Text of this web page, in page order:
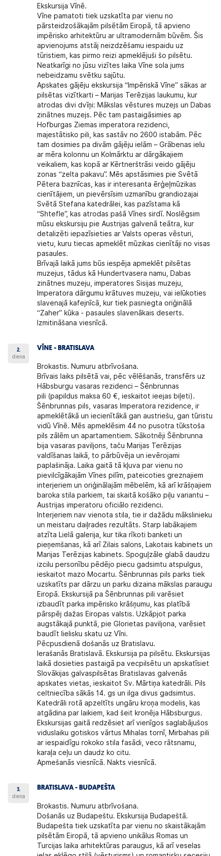
Ekskursija Vīnē.
Vīne pamatoti tiek uzskatīta par vienu no
pārsteidzošākajām pilsētām Eiropā, tā apvieno
impērisko arhitektūru ar ultramodernām būvēm. Šis
apvienojums atstāj neizdzēšamu iespaidu uz
tūristiem, kas pirmo reizi apmeklējuši šo pilsētu.
Neatkarīgi no jūsu vizītes laika Vīne sola jums
nebeidzamu svētku sajūtu.
Apskates gājēju ekskursija “Impēriskā Vīne” sākas ar
pilsētas vizītkarti – Marijas Terēzijas laukumu, kur
atrodas divi dvīņi: Mākslas vēstures muzejs un Dabas
zinātnes muzejs. Pēc tam pastaigāsimies ap
Hofburgas Ziemas imperatora rezidenci,
majestātisko pili, kas sastāv no 2600 istabām. Pēc
tam dosimies pa divām gājēju ielām – Grābenas ielu
ar mēra kolonnu un Kolmārktu ar dārgākajiem
veikaliem, kas kopā ar Kērtnerštrāsi veido gājēju
zonas “zelta pakavu”. Mēs apstāsimies pie Svētā
Pētera baznīcas, kas ir interesanta ērģeļmūzikas
cienītājiem, un pievērsīsim uzmanību grandiozajai
Svētā Stefana katedrālei, kas pazīstama kā
“Shtefle”, kas atrodas pašā Vīnes sirdī. Noslēgsim
mūsu ekskursiju pie Austrijas galvenā teātra, kur
detalizēti iepazīsieties ar Valsts operas vēsturi,
vietu, kuru tiecas apmeklēt mūzikas cienītāji no visas
pasaules.
Brīvajā laikā jums būs iespēja apmeklēt pilsētas
muzejus, tādus kā Hundertvasera namu, Dabas
zinātnes muzeju, imperatores Sisijas muzeju,
Imperatora dārgumu krātuves muzeju, vai ielūkoties
slavenajā kafejnīcā, kur tiek pasniegta oriģinālā
“Zaher” kūka - pasaules slavenākais deserts.
Izmitināšana viesnīcā.
2.
diena
VĪNE - BRATISLAVA
Brokastis. Numuru atbrīvošana.
Brīvais laiks pilsētā vai, pēc vēlēšanās, transfērs uz
Hābsburgu vasaras rezidenci – Šēnbrunnas
pili (papildus maksa 60 €, ieskaitot ieejas biļeti).
Šēnbrunnas pils, vasaras Imperatora rezidence, ir
apmeklētākā un iecienītākā gan austriešu, gan tūristu
vidū Vīnē. Mēs apmeklēsim 44 no pusotra tūkstoša
pils zālēm un apartamentiem. Sākotnēji Šēnbrunna
bija vasaras paviljons, taču Marijas Terēzijas
valdīšanas laikā, to pārbūvēja un ievērojami
paplašināja. Laika gaitā tā kļuva par vienu no
pievilcīgākajām Vīnes pilīm, pateicoties greznajiem
interjeriem un oriģinālajām mēbelēm, kā arī krāšņajiem
baroka stila parkiem, tai skaitā košāko piļu variantu –
Austrijas imperatoru oficiālo rezidenci.
Interjeriem nav vienota stila, tie ir dažādu mākslinieku
un meistaru daiļrades rezultāts. Starp labākajiem
atzīta Lielā galerija, kur tika rīkoti banketi un
pieņemšanas, kā arī Zilais salons, Lakotais kabinets un
Marijas Terēzijas kabinets. Spoguļzāle glabā daudzu
izcilu personību pēdējo piecu gadsimtu atspulgus,
ieskaitot mazo Mocartu. Šēnbrunnas pils parks tiek
uzskatīts par dārzu un parku dizaina mākslas paraugu
Eiropā. Ekskursijā pa Šēnbrunnas pili varēsiet
izbaudīt parka impērisko krāšņumu, kas platībā
pārspēj dažas Eiropas valstis. Uzkāpjot parka
augstākajā punktā, pie Glorietas paviljona, varēsiet
baudīt lielisku skatu uz Vīni.
Pēcpusdienā došanās uz Bratislavu.
Ierašanās Bratislavā. Ekskursija pa pilsētu. Ekskursijas
laikā dosieties pastaigā pa vecpilsētu un apskatīsiet
Slovākijas galvaspilsētas Bratislavas galvenās
apskates vietas, ieskaitot Sv. Mārtiņa katedrāli. Pils
celtniecība sākās 14. gs un ilga divus gadsimtus.
Katedrāli rotā apzeltīts ungāru kroņa modelis, kas
atgādina par laikiem, kad šeit kronēja Hābsburgus.
Ekskursijas gaitā redzēsiet arī vienīgos saglabājušos
viduslaiku gotiskos vārtus Mihalas tornī, Mirbahas pili
ar iespaidīgu rokoko stila fasādi, veco rātsnamu,
karaļa ceļu un daudz ko citu.
Apmešanās viesnīcā. Nakts viesnīcā.
3.
diena
BRATISLAVA - BUDAPEŠTA
Brokastis. Numuru atbrīvošana.
Došanās uz Budapeštu. Ekskursija Budapeštā.
Budapešta tiek uzskatīta par vienu no skaistākajām
pilsētām Eiropā, tā apvieno unikālus Romas un
Turcijas laika arhitektūras paraugus, kā arī veselas